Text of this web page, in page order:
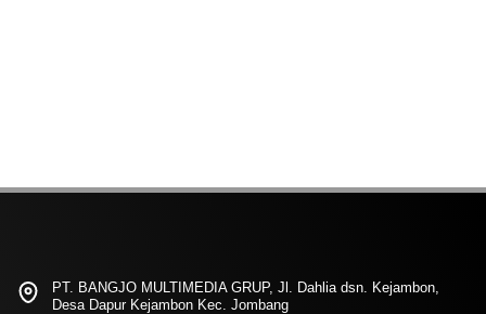
PT. BANGJO MULTIMEDIA GRUP, Jl. Dahlia dsn. Kejambon,
Desa Dapur Kejambon Kec. Jombang